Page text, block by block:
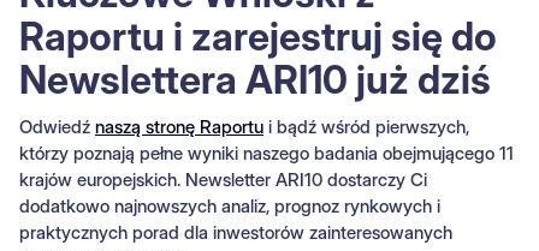
Raportu i zarejestruj się do
Newslettera ARI10 już dziś
Odwiedź naszą stronę Raportu i bądź wśród pierwszych,
którzy poznają pełne wyniki naszego badania obejmującego 11
krajów europejskich. Newsletter ARI10 dostarczy Ci
dodatkowo najnowszych analiz, prognoz rynkowych i
praktycznych porad dla inwestorów zainteresowanych